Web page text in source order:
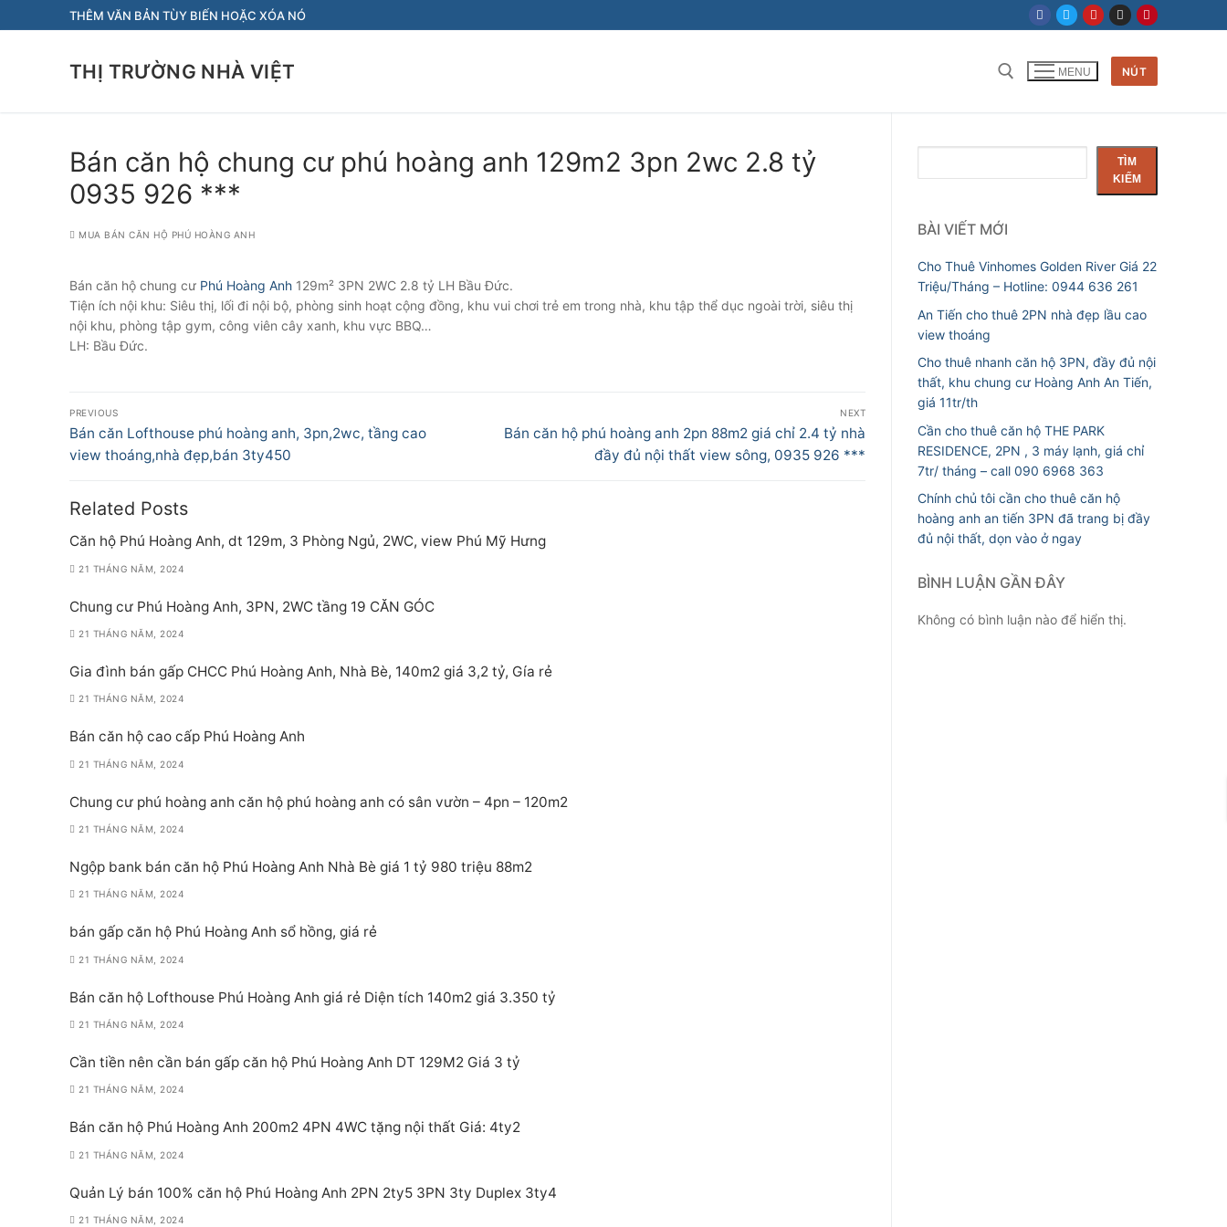
đến
THÊM VĂN BẢN TÙY BIẾN HOẶC XÓA NÓ
THỊ TRƯỜNG NHÀ VIỆT
Tìm kiếm cho:
MENU NÚT
Bán căn hộ chung cư phú hoàng anh 129m2 3pn 2wc 2.8 tỷ
0935 926 ***
MUA BÁN CĂN HỘ PHÚ HOÀNG ANH
Bán căn hộ chung cư Phú Hoàng Anh 129m² 3PN 2WC 2.8 tỷ LH Bầu Đức.
Tiện ích nội khu: Siêu thị, lối đi nội bộ, phòng sinh hoạt cộng đồng, khu vui chơi trẻ em trong nhà, khu tập thể dục ngoài trời, siêu thị
nội khu, phòng tập gym, công viên cây xanh, khu vực BBQ…
LH: Bầu Đức.
Điều
hướng
bài
viết
PREVIOUS
Previous
post:
Bán căn Lofthouse phú hoàng anh, 3pn,2wc, tầng cao
view thoáng,nhà đẹp,bán 3ty450
NEXT
Next
Bán căn hộ phú hoàng anh 2pn 88m2 giá chỉ 2.4 tỷ nhà
đầy đủ nội thất view sông, 0935 926 ***
Related Posts
Căn hộ Phú Hoàng Anh, dt 129m, 3 Phòng Ngủ, 2WC, view Phú Mỹ Hưng
21 THÁNG NĂM, 2024
Chung cư Phú Hoàng Anh, 3PN, 2WC tầng 19 CĂN GÓC
21 THÁNG NĂM, 2024
Gia đình bán gấp CHCC Phú Hoàng Anh, Nhà Bè, 140m2 giá 3,2 tỷ, Gía rẻ
21 THÁNG NĂM, 2024
Bán căn hộ cao cấp Phú Hoàng Anh
21 THÁNG NĂM, 2024
Chung cư phú hoàng anh căn hộ phú hoàng anh có sân vườn – 4pn – 120m2
21 THÁNG NĂM, 2024
Ngộp bank bán căn hộ Phú Hoàng Anh Nhà Bè giá 1 tỷ 980 triệu 88m2
21 THÁNG NĂM, 2024
bán gấp căn hộ Phú Hoàng Anh sổ hồng, giá rẻ
21 THÁNG NĂM, 2024
Bán căn hộ Lofthouse Phú Hoàng Anh giá rẻ Diện tích 140m2 giá 3.350 tỷ
21 THÁNG NĂM, 2024
Cần tiền nên cần bán gấp căn hộ Phú Hoàng Anh DT 129M2 Giá 3 tỷ
21 THÁNG NĂM, 2024
Bán căn hộ Phú Hoàng Anh 200m2 4PN 4WC tặng nội thất Giá: 4ty2
21 THÁNG NĂM, 2024
Quản Lý bán 100% căn hộ Phú Hoàng Anh 2PN 2ty5 3PN 3ty Duplex 3ty4
21 THÁNG NĂM, 2024
kiếm
TÌM
KIẾM
BÀI VIẾT MỚI
Cho Thuê Vinhomes Golden River Giá 22
Triệu/Tháng – Hotline: 0944 636 261
An Tiến cho thuê 2PN nhà đẹp lầu cao
view thoáng
Cho thuê nhanh căn hộ 3PN, đầy đủ nội
thất, khu chung cư Hoàng Anh An Tiến,
giá 11tr/th
Cần cho thuê căn hộ THE PARK
RESIDENCE, 2PN , 3 máy lạnh, giá chỉ
7tr/ tháng – call 090 6968 363
Chính chủ tôi cần cho thuê căn hộ
hoàng anh an tiến 3PN đã trang bị đầy
đủ nội thất, dọn vào ở ngay
BÌNH LUẬN GẦN ĐÂY
Không có bình luận nào để hiển thị.